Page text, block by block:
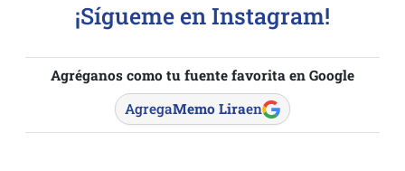
¡Sígueme en Instagram!
Agréganos como tu fuente favorita en Google
AgregaMemo Liraen